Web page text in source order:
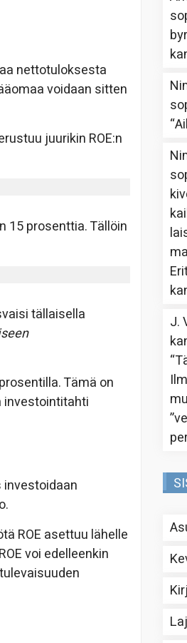
nettotuloksesta
voidaan sitten
juurikin ROE:n
15 prosenttia. Tällöin
tällaisella
Tämä on
investointitahti
ROE asettuu lähelle
voi edelleenkin
“
J.
“